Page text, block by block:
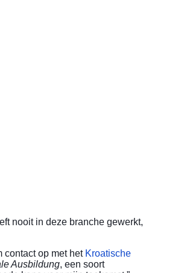
nooit in deze branche gewerkt,
contact op met het Kroatische
Ausbildung, een soort